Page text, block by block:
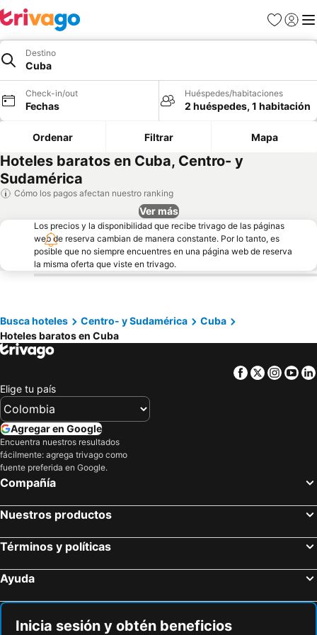
Favoritos
Iniciar
Destino
Cuba
Check-in/out
Fechas
Huéspedes/habitaciones
2 huéspedes, 1 habitación
Ordenar Filtrar Mapa
Hoteles baratos en Cuba, Centro- y
Sudamérica
Cómo los pagos afectan nuestro ranking
Ver más
Los precios y la disponibilidad que recibe trivago de las páginas
web de reserva cambian de manera constante. Por lo tanto, es
posible que no siempre encuentres en una página web de reserva
la misma oferta que viste en trivago.
Busca hoteles Centro- y Sudamérica
Cuba
Hoteles baratos en Cuba
Facebook
Twitter
Elige tu país
Agregar en Google
Encuentra nuestros resultados
fácilmente: agrega trivago como
fuente preferida en Google.
Compañía
Nuestros productos
Términos y políticas
Ayuda
Inicia sesión y obtén beneficios